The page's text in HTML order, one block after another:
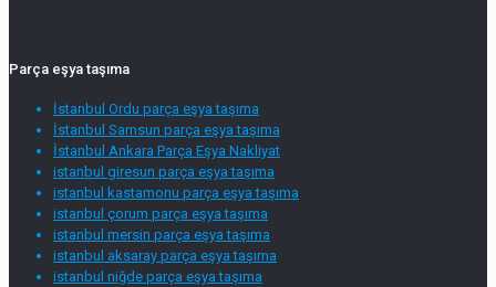
Parça eşya taşıma
İstanbul Ordu parça eşya taşıma
İstanbul Samsun parça eşya taşıma
İstanbul Ankara Parça Eşya Nakliyat
istanbul giresun parça eşya taşıma
istanbul kastamonu parça eşya taşıma
istanbul çorum parça eşya taşıma
istanbul mersin parça eşya taşıma
istanbul aksaray parça eşya taşıma
istanbul niğde parça eşya taşıma